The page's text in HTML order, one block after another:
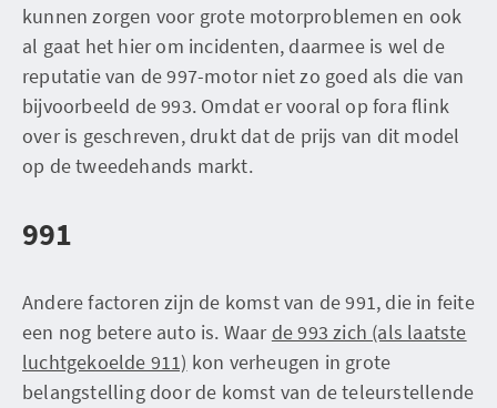
kunnen zorgen voor grote motorproblemen en ook
al gaat het hier om incidenten, daarmee is wel de
reputatie van de 997-motor niet zo goed als die van
bijvoorbeeld de 993. Omdat er vooral op fora flink
over is geschreven, drukt dat de prijs van dit model
op de tweedehands markt.
991
Andere factoren zijn de komst van de 991, die in feite
een nog betere auto is. Waar de 993 zich (als laatste
luchtgekoelde 911) kon verheugen in grote
belangstelling door de komst van de teleurstellende